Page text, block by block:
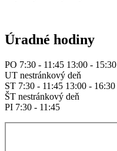
Úradné hodiny
PO 7:30 - 11:45 13:00 - 15:30
UT nestránkový deň
ST 7:30 - 11:45 13:00 - 16:30
ŠT nestránkový deň
PI 7:30 - 11:45